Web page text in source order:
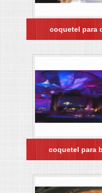
coquetel para
coquetel para